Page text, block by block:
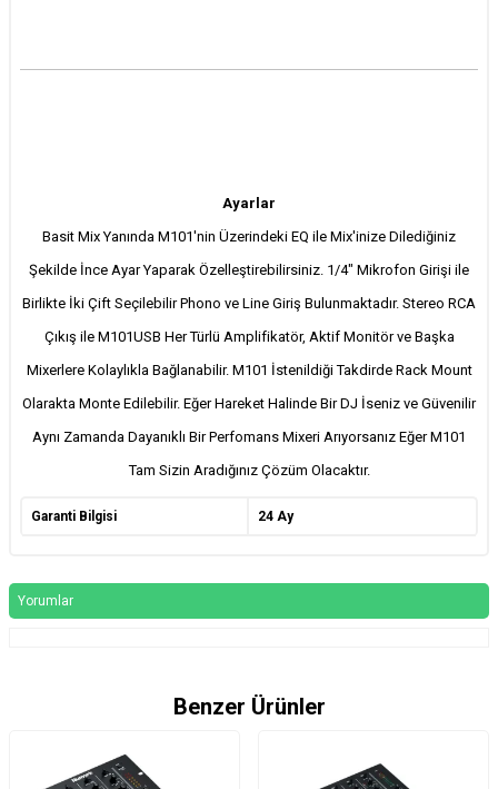
Ayarlar
Basit Mix Yanında M101'nin Üzerindeki EQ ile Mix'inize Dilediğiniz
Şekilde İnce Ayar Yaparak Özelleştirebilirsiniz. 1/4" Mikrofon Girişi ile
Birlikte İki Çift Seçilebilir Phono ve Line Giriş Bulunmaktadır. Stereo RCA
Çıkış ile M101USB Her Türlü Amplifikatör, Aktif Monitör ve Başka
Mixerlere Kolaylıkla Bağlanabilir. M101 İstenildiği Takdirde Rack Mount
Olarakta Monte Edilebilir. Eğer Hareket Halinde Bir DJ İseniz ve Güvenilir
Aynı Zamanda Dayanıklı Bir Perfomans Mixeri Arıyorsanız Eğer M101
Tam Sizin Aradığınız Çözüm Olacaktır.
Garanti Bilgisi 24 Ay
Yorumlar
Benzer Ürünler